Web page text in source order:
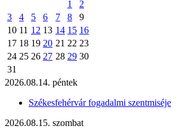
1
2
3
4 5 6 7 8
9
10 11 12 13 14 15 16
17 18 19 20 21 22 23
24 25 26 27 28 29 30
31
2026.08.14. péntek
Székesfehérvár fogadalmi szentmiséje
2026.08.15. szombat